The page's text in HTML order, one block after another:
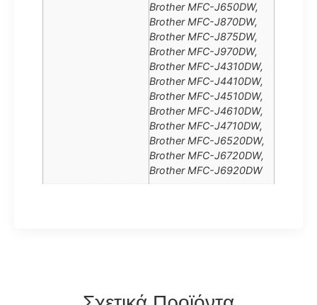
Brother MFC-J650DW,
Brother MFC-J870DW,
Brother MFC-J875DW,
Brother MFC-J970DW,
Brother MFC-J4310DW,
Brother MFC-J4410DW,
Brother MFC-J4510DW,
Brother MFC-J4610DW,
Brother MFC-J4710DW,
Brother MFC-J6520DW,
Brother MFC-J6720DW,
Brother MFC-J6920DW